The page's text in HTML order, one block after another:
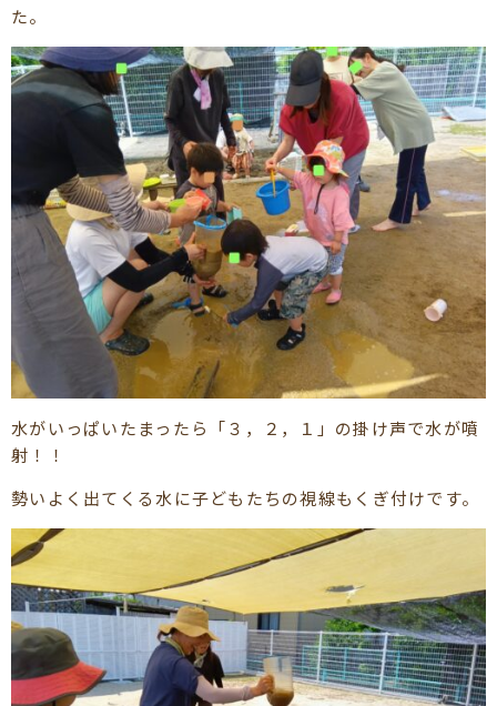
た。
水がいっぱいたまったら「３，２，１」の掛け声で水が噴
射！！
勢いよく出てくる水に子どもたちの視線もくぎ付けです。